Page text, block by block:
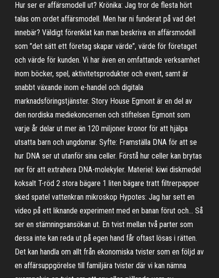
Hur ser er affärsmodell ut? Krönika: Jag tror de flesta hört
talas om ordet affärsmodell. Men har ni funderat på vad det
innebär? Väldigt förenklat kan man beskriva en affärsmodell
som ”det sätt ett företag skapar värde”, värde för företaget
och värde för kunden. Vi har även en omfattande verksamhet
inom böcker, spel, aktivitetsprodukter och event, samt är
snabbt växande inom e-handel och digitala
marknadsföringstjänster. Story House Egmont är en del av
den nordiska mediekoncernen och stiftelsen Egmont som
varje år delar ut mer än 120 miljoner kronor för att hjälpa
utsatta barn och ungdomar. Syfte: Framställa DNA för att se
hur DNA ser ut utanför sina celler. Förstå hur celler kan brytas
ner för att extrahera DNA-molekyler. Materiel: kiwi diskmedel
koksalt T-röd 2 stora bägare 1 liten bägare tratt filtrerpapper
sked spatel vattenkran mikroskop Hypotes: Jag har sett en
video på ett liknande experiment med en banan förut och… Så
ser en stämningsansökan ut. En tvist mellan två parter som
dessa inte kan reda ut på egen hand får oftast lösas i rätten.
Det kan handla om allt från ekonomiska tvister som en följd av
en affärsuppgörelse till familjära tvister där vi kan nämna